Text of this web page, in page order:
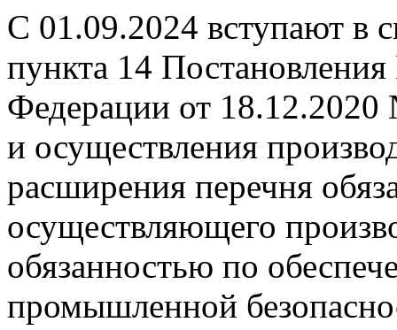
С 01.09.2024 вступают в
пункта 14
Федерации от
и осуществления
расширения перечня
осуществляющего
обязанностью по
промышленной